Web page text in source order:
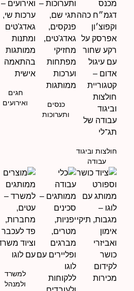
חולצות וביגוד
עבודה
כנסים
ותערוכות
חגים
ואירועים
למשרד
ולמנהל